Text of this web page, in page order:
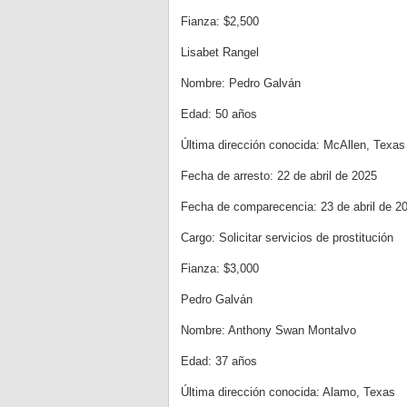
Fianza: $2,500
Lisabet Rangel
Nombre: Pedro Galván
Edad: 50 años
Última dirección conocida: McAllen, Texas
Fecha de arresto: 22 de abril de 2025
Fecha de comparecencia: 23 de abril de
Cargo: Solicitar servicios de prostitución
Fianza: $3,000
Pedro Galván
Nombre: Anthony Swan Montalvo
Edad: 37 años
Última dirección conocida: Alamo, Texas